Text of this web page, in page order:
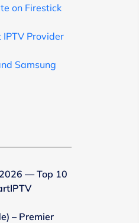
on Firestick
Provider
Samsung
— Top 10
– Premier